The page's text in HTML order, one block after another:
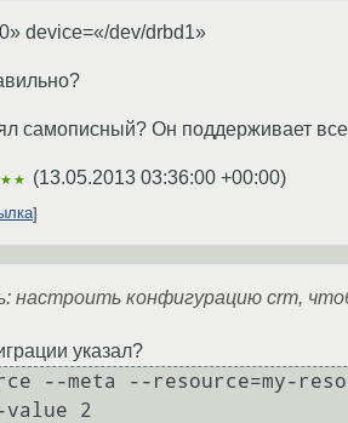
device=«/dev/drbd1»
самописный? Он поддерживает
(13.05.2013 03:36:00 +00:00)
настроить конфигурацию crm,
указал?
--meta --resource=my-
value 2